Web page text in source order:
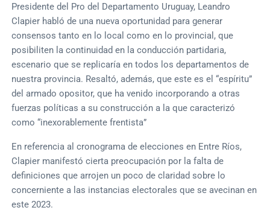
Presidente del Pro del Departamento Uruguay, Leandro
Clapier habló de una nueva oportunidad para generar
consensos tanto en lo local como en lo provincial, que
posibiliten la continuidad en la conducción partidaria,
escenario que se replicaría en todos los departamentos de
nuestra provincia. Resaltó, además, que este es el “espíritu”
del armado opositor, que ha venido incorporando a otras
fuerzas políticas a su construcción a la que caracterizó
como “inexorablemente frentista”
En referencia al cronograma de elecciones en Entre Ríos,
Clapier manifestó cierta preocupación por la falta de
definiciones que arrojen un poco de claridad sobre lo
concerniente a las instancias electorales que se avecinan en
este 2023.